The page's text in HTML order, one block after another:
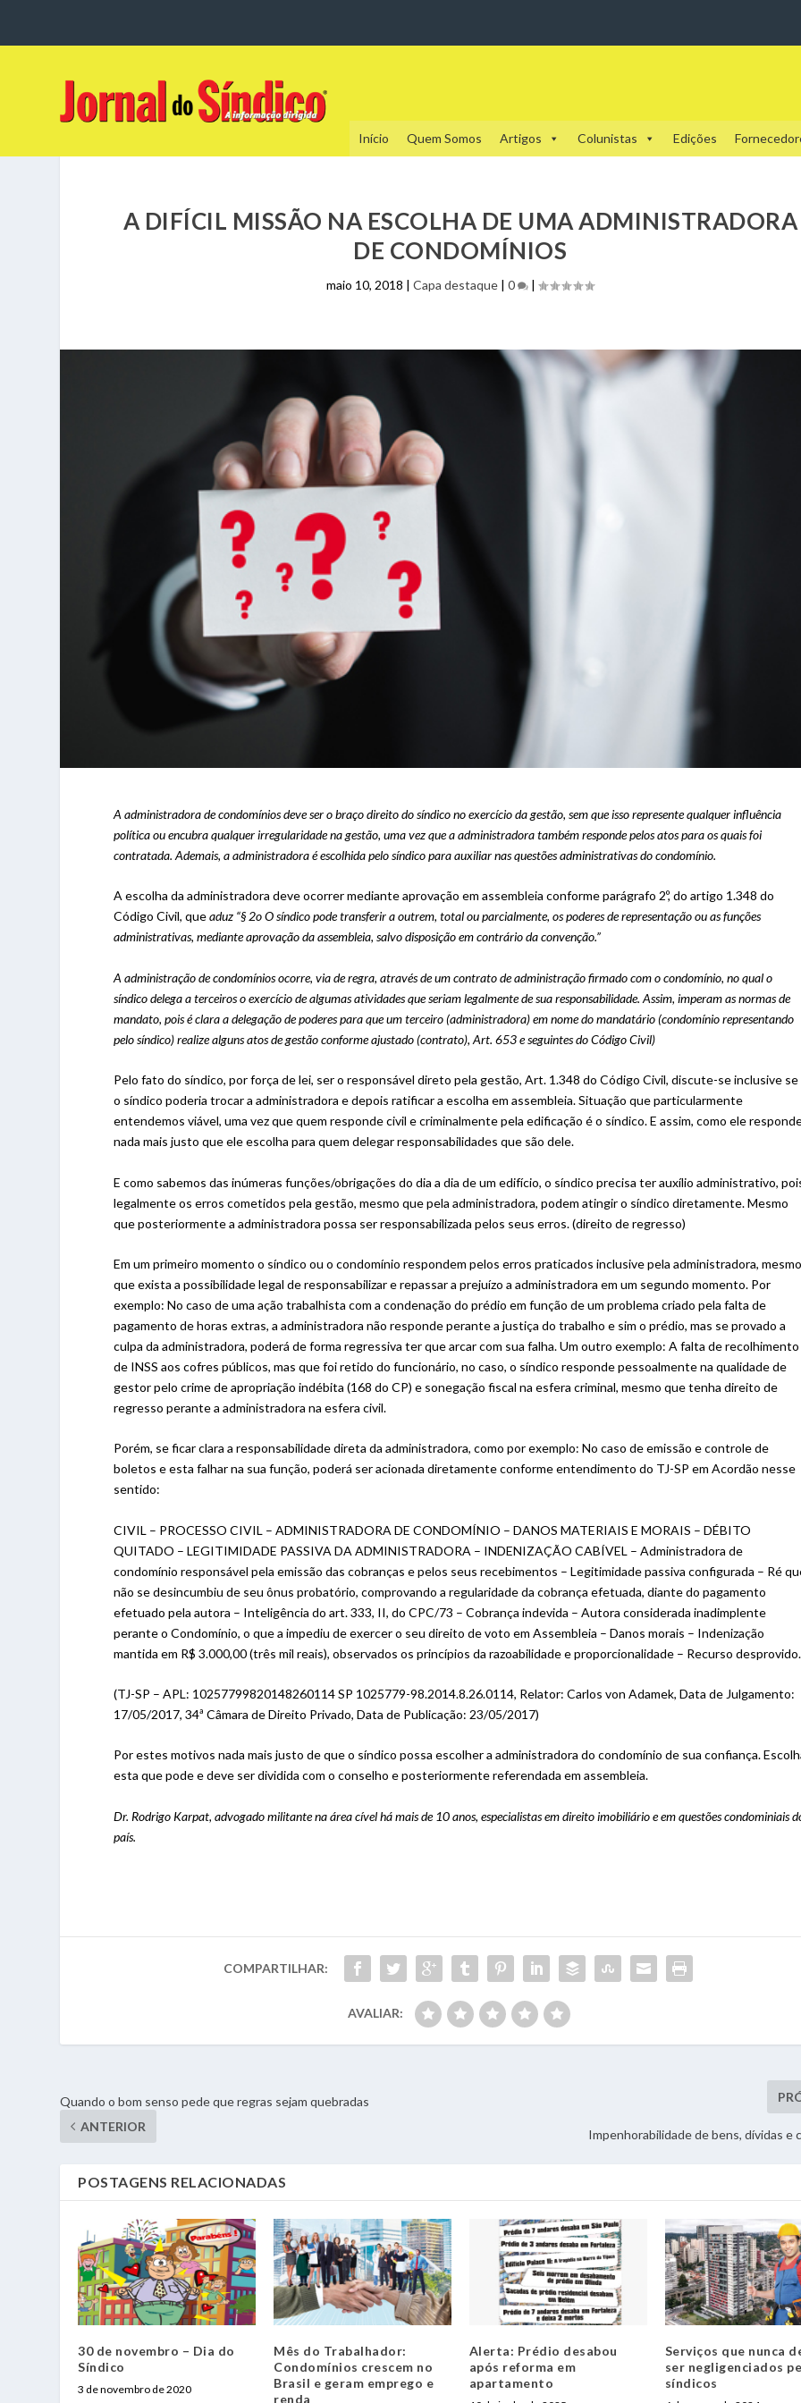
Início Quem Somos Artigos Colunistas Edições
A DIFÍCIL MISSÃO NA ESCOLHA DE UMA ADMINISTRADORA
DE CONDOMÍNIOS
maio 10, 2018 |Capa destaque |0 |
A administradora de condomínios deve ser o braço direito do síndico no exercício da gestão, sem que isso represente qualquer influência
política ou encubra qualquer irregularidade na gestão, uma vez que a administradora também responde pelos atos para os quais foi
contratada. Ademais, a administradora é escolhida pelo síndico para auxiliar nas questões administrativas do condomínio.
A escolha da administradora deve ocorrer mediante aprovação em assembleia conforme parágrafo 2º, do artigo 1.348 do
Código Civil, queaduz “§ 2oO síndico pode transferir a outrem, total ou parcialmente, os poderes de representação ou as funções
administrativas, mediante aprovação da assembleia, salvo disposição em contrário da convenção.”
A administração de condomínios ocorre, via de regra, através de um contrato de administração firmado com o condomínio, no qual o
síndico delega a terceiros o exercício de algumas atividades que seriam legalmente de sua responsabilidade. Assim, imperam as normas de
mandato, pois é clara a delegação de poderes para que um terceiro (administradora) em nome do mandatário (condomínio representando
pelo síndico) realize alguns atos de gestão conforme ajustado (contrato), Art. 653 e seguintes do Código Civil)
Pelo fato do síndico, por força de lei, ser o responsável direto pela gestão, Art. 1.348 do Código Civil, discute-se inclusive se
o síndico poderia trocar a administradora e depois ratificar a escolha em assembleia. Situação que particularmente
entendemos viável, uma vez que quem responde civil e criminalmente pela edificação é o síndico. E assim, como ele
nada mais justo que ele escolha para quem delegar responsabilidades que são dele.
E como sabemos das inúmeras funções/obrigações do dia a dia de um edifício, o síndico precisa ter auxílio administrativo,
legalmente os erros cometidos pela gestão, mesmo que pela administradora, podem atingir o síndico diretamente. Mesmo
que posteriormente a administradora possa ser responsabilizada pelos seus erros. (direito de regresso)
Em um primeiro momento o síndico ou o condomínio respondem pelos erros praticados inclusive pela administradora,
que exista a possibilidade legal de responsabilizar e repassar a prejuízo a administradora em um segundo momento. Por
exemplo: No caso de uma ação trabalhista com a condenação do prédio em função de um problema criado pela falta de
pagamento de horas extras, a administradora não responde perante a justiça do trabalho e sim o prédio, mas se provado a
culpa da administradora, poderá de forma regressiva ter que arcar com sua falha. Um outro exemplo: A falta de recolhimento
de INSS aos cofres públicos, mas que foi retido do funcionário, no caso, o síndico responde pessoalmente na qualidade de
gestor pelo crime de apropriação indébita (168 do CP) e sonegação fiscal na esfera criminal, mesmo que tenha direito de
regresso perante a administradora na esfera civil.
Porém, se ficar clara a responsabilidade direta da administradora, como por exemplo: No caso de emissão e controle de
boletos e esta falhar na sua função, poderá ser acionada diretamente conforme entendimento do TJ-SP em Acordão nesse
sentido:
CIVIL – PROCESSO CIVIL – ADMINISTRADORA DE CONDOMÍNIO – DANOS MATERIAIS E MORAIS – DÉBITO
QUITADO – LEGITIMIDADE PASSIVA DA ADMINISTRADORA – INDENIZAÇÃO CABÍVEL – Administradora de
condomínio responsável pela emissão das cobranças e pelos seus recebimentos – Legitimidade passiva configurada – Ré
não se desincumbiu de seu ônus probatório, comprovando a regularidade da cobrança efetuada, diante do pagamento
efetuado pela autora – Inteligência do art. 333, II, do CPC/73 – Cobrança indevida – Autora considerada inadimplente
perante o Condomínio, o que a impediu de exercer o seu direito de voto em Assembleia – Danos morais – Indenização
mantida em R$ 3.000,00 (três mil reais), observados os princípios da razoabilidade e proporcionalidade – Recurso desprovido.
(TJ-SP – APL: 10257799820148260114 SP 1025779-98.2014.8.26.0114, Relator: Carlos von Adamek, Data de Julgamento:
17/05/2017, 34ª Câmara de Direito Privado, Data de Publicação: 23/05/2017)
Por estes motivos nada mais justo de que o síndico possa escolher a administradora do condomínio de sua confiança.
esta que pode e deve ser dividida com o conselho e posteriormente referendada em assembleia.
Dr. Rodrigo Karpat, advogado militante na área cível há mais de 10 anos, especialistas em direito imobiliário e em questões condominiais
país.
COMPARTILHAR:
AVALIAR:
Quando o bom senso pede que regras sejam quebradas
ANTERIOR
Impenhorabilidade de bens, dívidas e
POSTAGENS RELACIONADAS
30 de novembro – Dia do
Síndico
3 de novembro de 2020
Mês do Trabalhador:
Condomínios crescem no
Brasil e geram emprego e
renda
Alerta: Prédio desabou
após reforma em
apartamento
Serviços que nunca
ser negligenciados
síndicos